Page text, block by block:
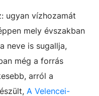
ugyan vízhozamát
mely évszakban
neve is sugallja,
még a forrás
arról a
A Velencei-